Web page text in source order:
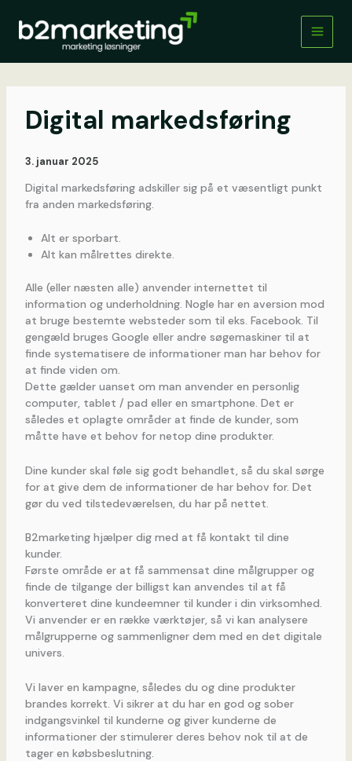
indholdet
Digital markedsføring
3. januar 2025
Digital markedsføring adskiller sig på et væsentligt punkt
fra anden markedsføring.
Alt er sporbart.
Alt kan målrettes direkte.
Alle (eller næsten alle) anvender internettet til
information og underholdning. Nogle har en aversion mod
at bruge bestemte websteder som til eks. Facebook. Til
gengæld bruges Google eller andre søgemaskiner til at
finde systematisere de informationer man har behov for
at finde viden om.
Dette gælder uanset om man anvender en personlig
computer, tablet / pad eller en smartphone. Det er
således et oplagte områder at finde de kunder, som
måtte have et behov for netop dine produkter.
Dine kunder skal føle sig godt behandlet, så du skal sørge
for at give dem de informationer de har behov for. Det
gør du ved tilstedeværelsen, du har på nettet.
B2marketing hjælper dig med at få kontakt til dine
kunder.
Første område er at få sammensat dine målgrupper og
finde de tilgange der billigst kan anvendes til at få
konverteret dine kundeemner til kunder i din virksomhed.
Vi anvender er en række værktøjer, så vi kan analysere
målgrupperne og sammenligner dem med en det digitale
univers.
Vi laver en kampagne, således du og dine produkter
brandes korrekt. Vi sikrer at du har en god og sober
indgangsvinkel til kunderne og giver kunderne de
informationer der stimulerer deres behov nok til at de
tager en købsbeslutning.